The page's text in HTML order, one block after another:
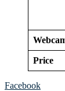
Price
Facebook